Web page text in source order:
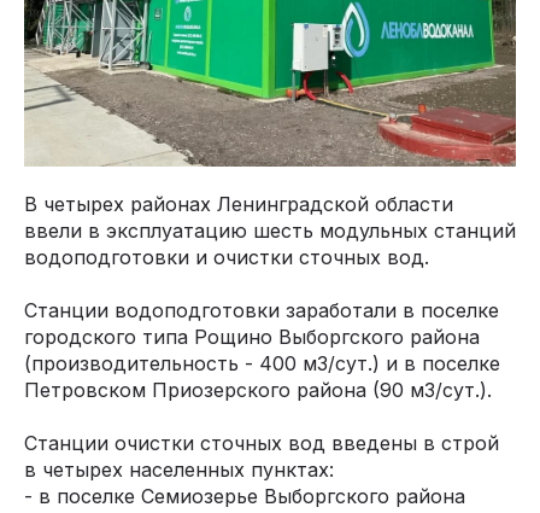
В четырех районах Ленинградской области
ввели в эксплуатацию шесть модульных станций
водоподготовки и очистки сточных вод.
Станции водоподготовки заработали в поселке
городского типа Рощино Выборгского района
(производительность - 400 м3/сут.) и в поселке
Петровском Приозерского района (90 м3/сут.).
Станции очистки сточных вод введены в строй
в четырех населенных пунктах:
- в поселке Семиозерье Выборгского района